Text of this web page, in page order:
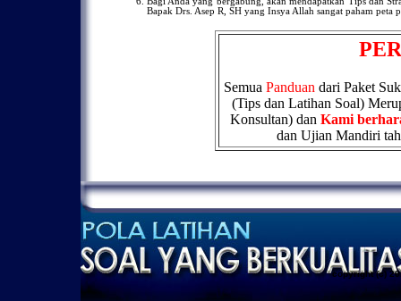
Bapak Drs. Asep R, SH yang Insya Allah sangat paham peta
Semua Panduan dari Paket
(Tips dan Latihan Soal)
Konsultan) dan Kami
dan Ujian Mandiri
copyright (c)